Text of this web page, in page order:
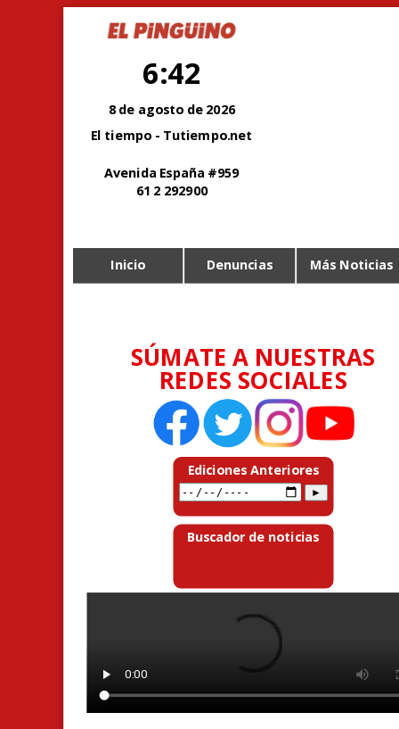
6:42
8 de agosto de 2026
El tiempo - Tutiempo.net
Avenida España #959
61 2 292900
Inicio Denuncias Más Noticias
SÚMATE A NUESTRAS
REDES SOCIALES
Ediciones Anteriores
Buscador de noticias